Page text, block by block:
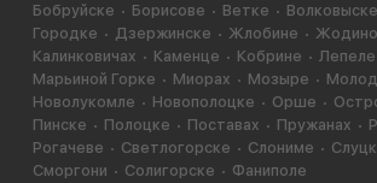
Бобруйске
Борисове Ветке Волковыске
Городке
Дзержинске Жлобине Жодино
Калинковичах
Каменце Кобрине Лепеле
Марьиной Горке
Миорах Мозыре
Новолукомле
Новополоцке Орше
Пинске
Полоцке Поставах Пружанах
Рогачеве
Светлогорске Слониме
Сморгони
Солигорске Фаниполе